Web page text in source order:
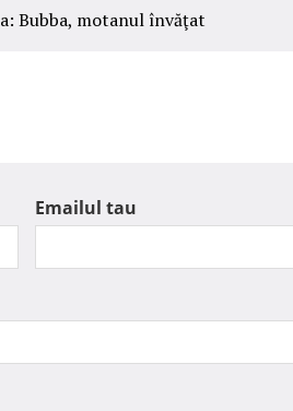
Bubba, motanul învăţat
Emailul tau